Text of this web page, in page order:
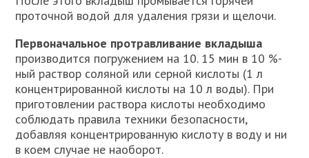
проточной водой для удаления грязи и щелочи.
Первоначальное протравливание вкладыша
производится погружением на 10. 15 мин в 10 %-
ный раствор соляной или серной кислоты (1 л
концентрированной кислоты на 10 л воды). При
приготовлении раствора кислоты необходимо
соблюдать правила техники безопасности,
добавляя концентрированную кислоту в воду и ни
в коем случае не наоборот.